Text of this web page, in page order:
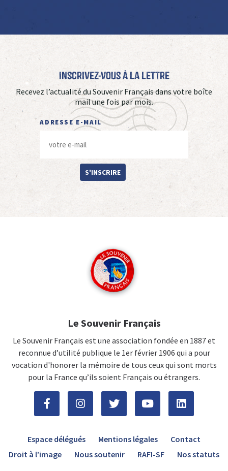
Inscrivez-vous à La Lettre
Recevez l’actualité du Souvenir Français dans votre boîte
mail une fois par mois.
ADRESSE E-MAIL
S'INSCRIRE
Le Souvenir Français
Le Souvenir Français est une association fondée en 1887 et
reconnue d’utilité publique le 1er février 1906 qui a pour
vocation d'honorer la mémoire de tous ceux qui sont morts
pour la France qu’ils soient Français ou étrangers.
Espace délégués Mentions légales
Contact
Droit à l’image
Nous soutenir RAFI-SF Nos statuts